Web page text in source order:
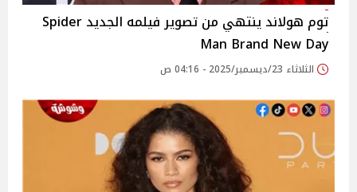
توم هولاند ينتهي من تصوير فيلمه الجديد Spider
Man Brand New Day
الثلاثاء 23/ديسمبر/2025 - 04:16 ص